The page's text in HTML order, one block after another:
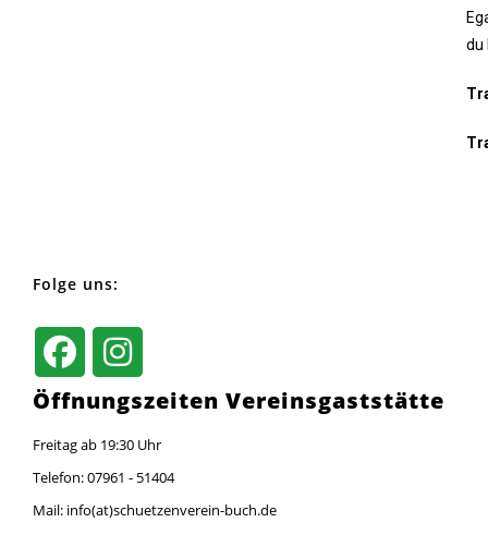
du
Folge uns:
Öffnungszeiten Vereinsgaststätte
Freitag ab 19:30 Uhr
Telefon: 07961 - 51404
Mail: info(at)schuetzenverein-buch.de